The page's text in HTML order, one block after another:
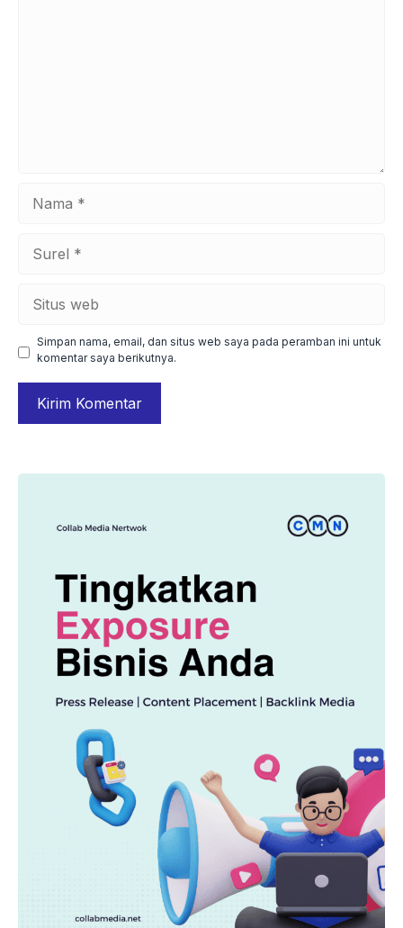
web
Simpan nama, email, dan situs web saya pada peramban ini untuk
komentar saya berikutnya.